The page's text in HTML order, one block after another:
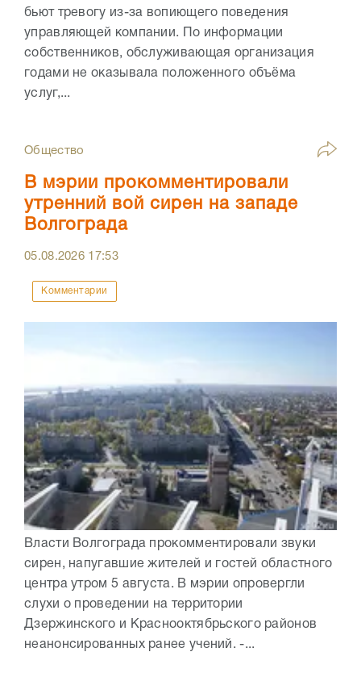
бьют тревогу из-за вопиющего поведения
управляющей компании. По информации
собственников, обслуживающая организация
годами не оказывала положенного объёма
услуг,...
Общество
В мэрии прокомментировали
утренний вой сирен на западе
Волгограда
05.08.2026 17:53
Комментарии
Власти Волгограда прокомментировали звуки
сирен, напугавшие жителей и гостей областного
центра утром 5 августа. В мэрии опровергли
слухи о проведении на территории
Дзержинского и Краснооктябрьского районов
неанонсированных ранее учений. -...